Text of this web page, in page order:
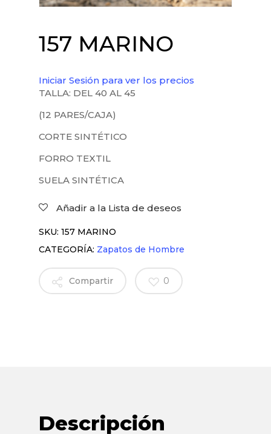
157 MARINO
Iniciar Sesión para ver los precios
TALLA: DEL 40 AL 45
(12 PARES/CAJA)
CORTE SINTÉTICO
FORRO TEXTIL
SUELA SINTÉTICA
Añadir a la Lista de deseos
SKU: 157 MARINO
CATEGORÍA: Zapatos de Hombre
Compartir 0
Descripción